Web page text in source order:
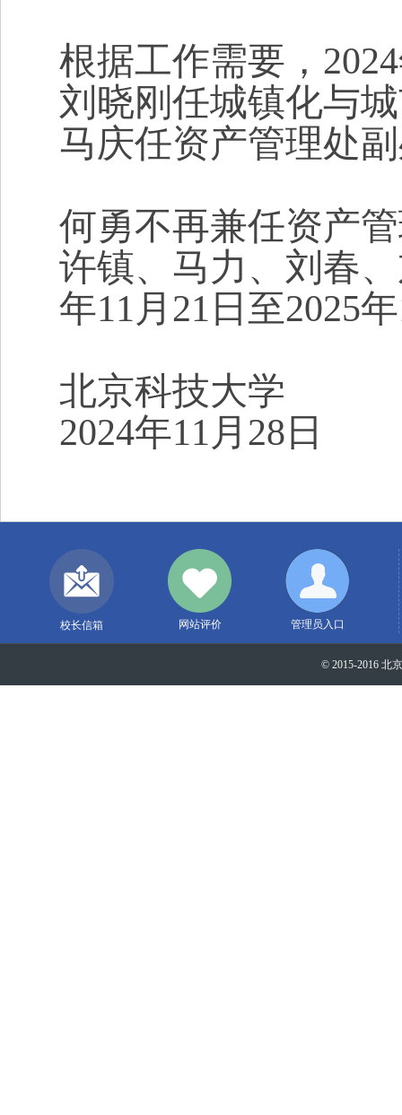
根据工作需要， 2024
刘晓刚任城镇化与
马庆任资产管理处
何勇不再兼任资产
许镇、马力、刘春
年11 月 21 日至2025年
北京科技大学
2024年11 月 28 日
校长信箱 网站评价 管理员入口
© 2015-2016